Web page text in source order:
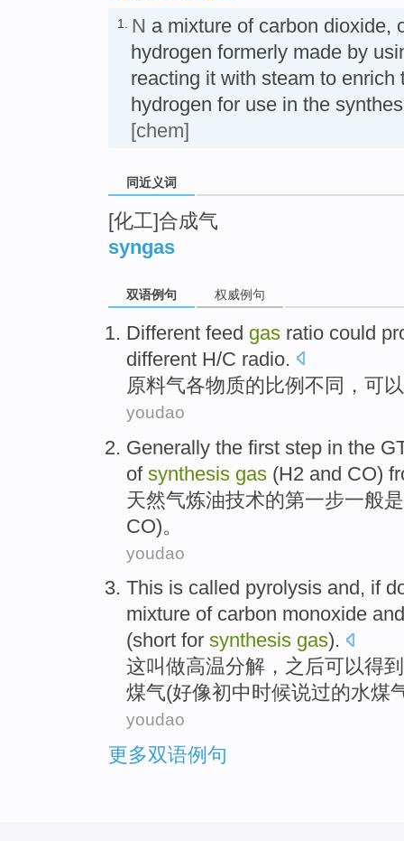
1. N a mixture of carbon dioxide,
hydrogen formerly made by
reacting it with steam to enrich
hydrogen for use in the
[chem]
同近义词
[化工]合成气
syngas
双语例句 权威例句
Different feed gas ratio could
different H/C radio.
原料气各物质的 比例 不同 ， 可以
youdao
Generally the first step in the
of synthesis gas (H2 and CO)
天然气炼油技术的第一步一般是
CO)。
youdao
This is called pyrolysis and, if
mixture of carbon monoxide and
(short for synthesis gas).
这叫做高温分解 ，之后可以得到
煤气(好像初中时候说过的水煤
youdao
更多双语例句